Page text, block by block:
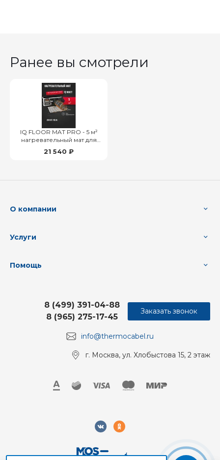
Ранее вы смотрели
IQ FLOOR MAT PRO - 5 м²
нагревательный мат для
теплого пола
21 540 ₽
О компании
Услуги
Помощь
info@thermocabel.ru
8 (499) 391-04-88
8 (965) 275-17-45
г. Москва, ул. Хлобыстова 15, 2 этаж
Заказать звонок